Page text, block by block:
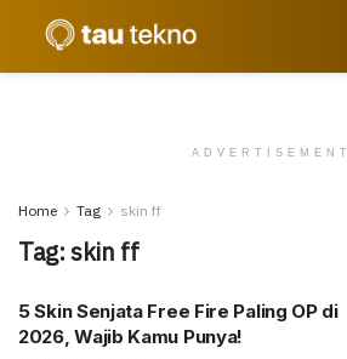
ADVERTISEMENT
Home Tag skin ff
Tag:skin ff
5 Skin Senjata Free Fire Paling OP di
2026, Wajib Kamu Punya!